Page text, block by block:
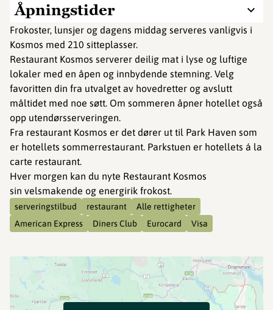
Åpningstider
Frokoster, lunsjer og dagens middag serveres vanligvis i
Kosmos med 210 sitteplasser.
Restaurant Kosmos serverer deilig mat i lyse og luftige
lokaler med en åpen og innbydende stemning. Velg
favoritten din fra utvalget av hovedretter og avslutt
måltidet med noe søtt. Om sommeren åpner hotellet også
opp utendørsserveringen.
Fra restaurant Kosmos er det dører ut til Park Haven som
er hotellets sommerrestaurant. Parkstuen er hotellets á la
carte restaurant.
Hver morgen kan du nyte Restaurant Kosmos
sin velsmakende og energirik frokost.
serveringstilbud restaurant
Alle rettigheter
American Express
Diners Club Eurocard Visa